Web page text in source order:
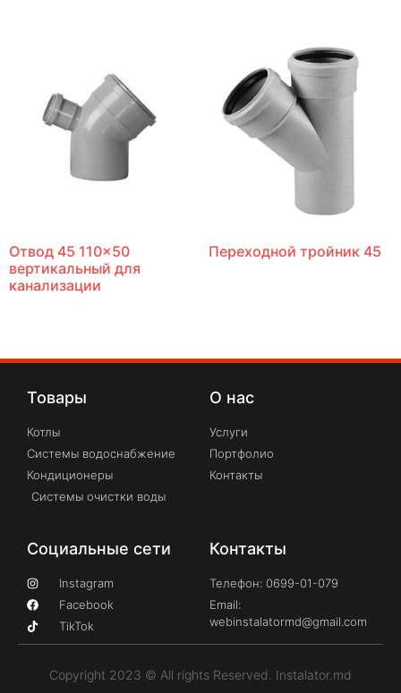
Отвод 45 110×50
вертикальный для
канализации
Переходной тройник 45
Товары
Котлы
Системы водоснабжение
Кондиционеры
Системы очистки воды
О нас
Услуги
Портфолио
Контакты
Социальные сети
Instagram
Facebook
TikTok
Контакты
Телефон: 0699-01-079
Email:
webinstalatormd@gmail.com
Copyright 2023 © All rights Reserved. Instalator.md